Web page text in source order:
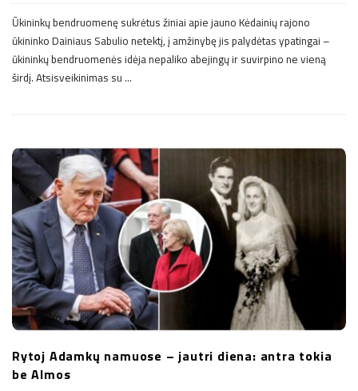
Ūkininkų bendruomenę sukrėtus žiniai apie jauno Kėdainių rajono
ūkininko Dainiaus Sabulio netektį, į amžinybę jis palydėtas ypatingai –
ūkininkų bendruomenės idėja nepaliko abejingų ir suvirpino ne vieną
širdį. Atsisveikinimas su …
Rytoj Adamkų namuose – jautri diena: antra tokia
be Almos